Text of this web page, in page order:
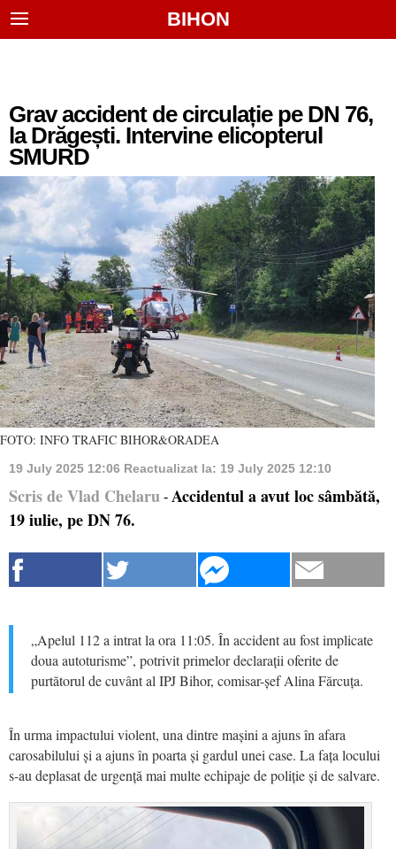
BIHON
Grav accident de circulație pe DN 76,
la Drăgești. Intervine elicopterul
SMURD
FOTO: INFO TRAFIC BIHOR&ORADEA
19 July 2025 12:06 Reactualizat la: 19 July 2025 12:10
Scris de Vlad Chelaru - Accidentul a avut loc sâmbătă,
19 iulie, pe DN 76.
„Apelul 112 a intrat la ora 11:05. În accident au fost implicate
doua autoturisme”, potrivit primelor declarații oferite de
purtătorul de cuvânt al IPJ Bihor, comisar-șef Alina Fărcuța.
În urma impactului violent, una dintre mașini a ajuns în afara
carosabilului și a ajuns în poarta și gardul unei case. La fața locului
s-au deplasat de urgență mai multe echipaje de poliție și de salvare.